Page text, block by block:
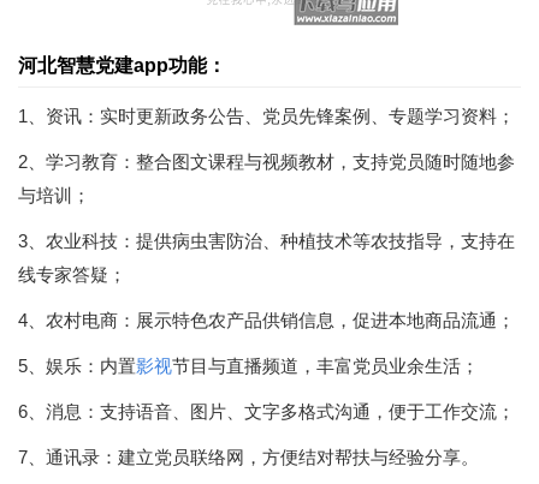
河北智慧党建app功能：
1、资讯：实时更新政务公告、党员先锋案例、专题学习资料；
2、学习教育：整合图文课程与视频教材，支持党员随时随地参
与培训；
3、农业科技：提供病虫害防治、种植技术等农技指导，支持在
线专家答疑；
4、农村电商：展示特色农产品供销信息，促进本地商品流通；
5、娱乐：内置影视节目与直播频道，丰富党员业余生活；
6、消息：支持语音、图片、文字多格式沟通，便于工作交流；
7、通讯录：建立党员联络网，方便结对帮扶与经验分享。